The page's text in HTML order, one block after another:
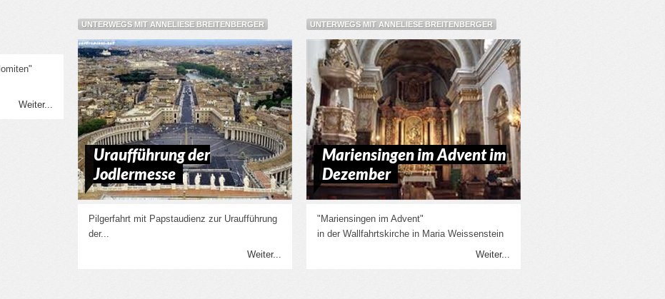
Weiter...
UNTERWEGS MIT ANNELIESE BREITENBERGER
Uraufführung der
Jodlermesse
Pilgerfahrt mit Papstaudienz zur Uraufführung
der...
Weiter...
UNTERWEGS MIT ANNELIESE BREITENBERGER
Mariensingen im Advent im
Dezember
"Mariensingen im Advent"
in der Wallfahrtskirche in Maria Weissenstein
Weiter...